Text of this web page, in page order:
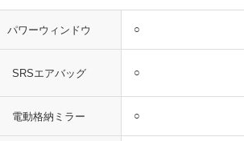
パワーウィンドウ ○
SRSエアバッグ ○
電動格納ミラー ○